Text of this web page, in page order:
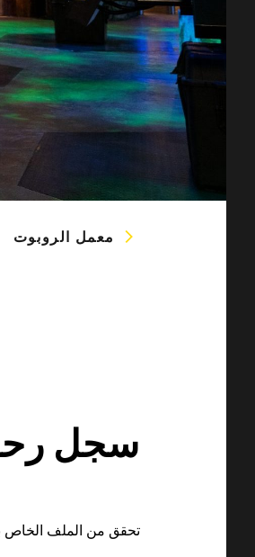
معمل الروبوت
سجل
تحقق من الملف الخاص